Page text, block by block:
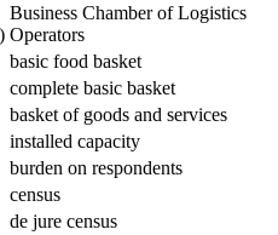
Business Chamber of Logistics
Operators
basic food basket
complete basic basket
basket of goods and services
installed capacity
burden on respondents
census
de jure census